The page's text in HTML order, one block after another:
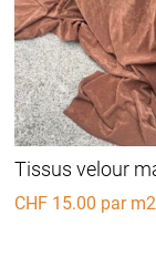
Tissus velour
CHF 15.00 par m2